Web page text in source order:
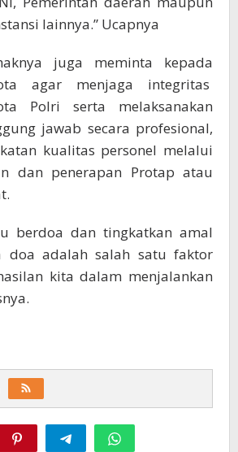
lainnya.” Ucapnya
juga meminta kepada
agar menjaga integritas
Polri serta melaksanakan
jawab secara profesional,
kualitas personel melalui
dan penerapan Protap atau
berdoa dan tingkatkan amal
doa adalah salah satu faktor
kita dalam menjalankan